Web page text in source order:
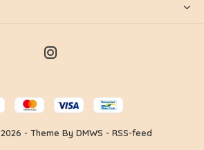
2026 - Theme By DMWS - RSS-feed